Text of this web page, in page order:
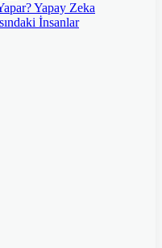
Yapay Zeka
İnsanlar